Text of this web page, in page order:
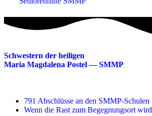
Schwestern der heiligen
Maria Magdalena Postel — SMMP
791 Abschlüsse an den SMMP-Schulen
Wenn die Rast zum Begegnungsort wird